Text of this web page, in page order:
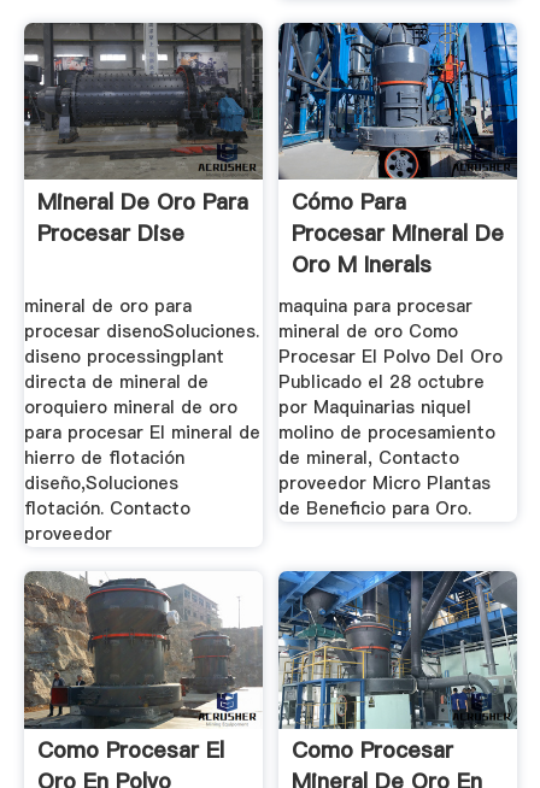
Mineral De Oro Para
Procesar Dise
mineral de oro para
procesar disenoSoluciones.
diseno processingplant
directa de mineral de
oroquiero mineral de oro
para procesar El mineral de
hierro de flotación
diseño,Soluciones
flotación. Contacto
proveedor
Cómo Para
Procesar Mineral De
Oro M Inerals
maquina para procesar
mineral de oro Como
Procesar El Polvo Del Oro
Publicado el 28 octubre
por Maquinarias niquel
molino de procesamiento
de mineral, Contacto
proveedor Micro Plantas
de Beneficio para Oro.
Como Procesar El
Oro En Polvo
Como Procesar
Mineral De Oro En